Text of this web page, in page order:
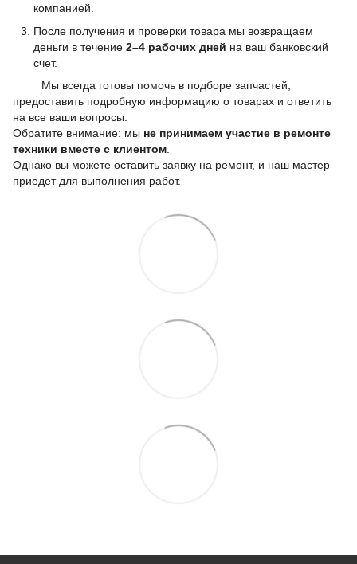
компанией.
После получения и проверки товара мы возвращаем
деньги в течение 2–4 рабочих дней на ваш банковский
счет.
Мы всегда готовы помочь в подборе запчастей,
предоставить подробную информацию о товарах и ответить
на все ваши вопросы.
Обратите внимание: мы не принимаем участие в ремонте
техники вместе с клиентом
Однако вы можете оставить заявку на ремонт, и наш мастер
приедет для выполнения работ.